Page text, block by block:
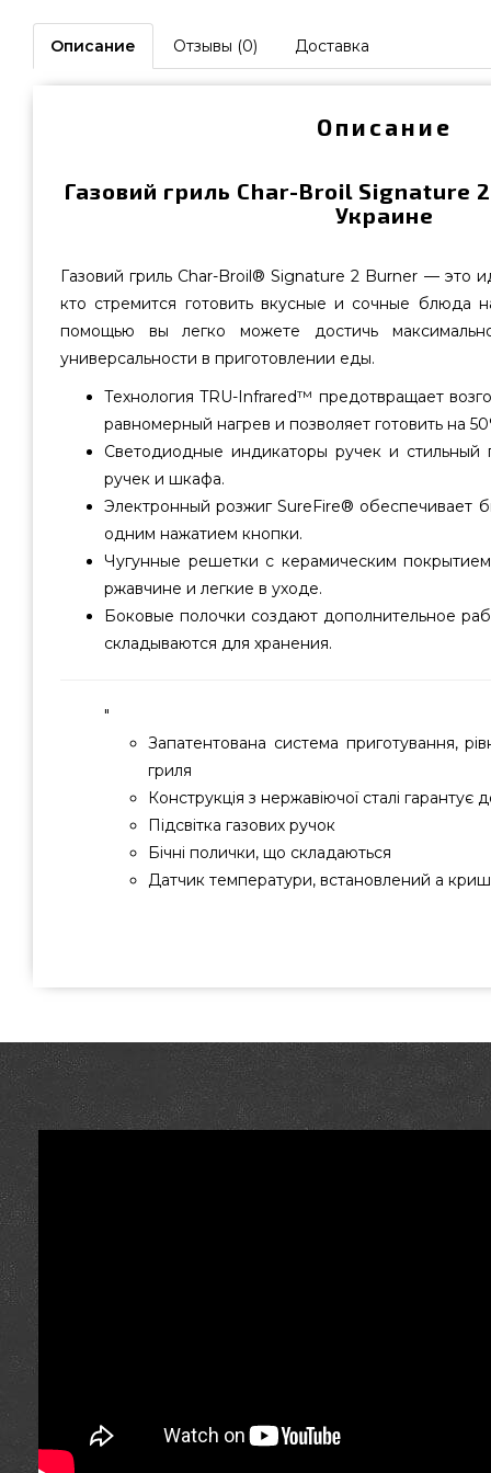
Описание Отзывы (0) Доставка
Описание
Газовий гриль Char-Broil Signature
Украине
Газовий гриль Char-Broil® Signature 2 Burner — это
кто стремится готовить вкусные и сочные блюда
помощью вы легко можете достичь
универсальности в приготовлении еды.
Технология TRU-Infrared™ предотвращает
равномерный нагрев и позволяет готовить на
Светодиодные индикаторы ручек и стильный
ручек и шкафа.
Электронный розжиг SureFire® обеспечивает
одним нажатием кнопки.
Чугунные решетки с керамическим
ржавчине и легкие в уходе.
Боковые полочки создают дополнительное
складываются для хранения.
"
Запатентована система приготування,
гриля
Конструкція з нержавіючої сталі гарантує
Підсвітка газових ручок
Бічні полички, що складаються
Датчик температури, встановлений а
магазине грилей Гриль Поинт. Посмотрите и закажите
доставим покупателям в городах: Винница, Ровно,